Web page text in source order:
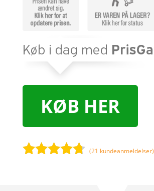
KØB HER
(21 kundeanmeldelser)